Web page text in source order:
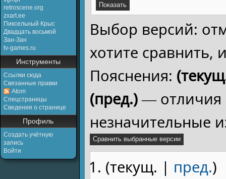
retroscene.org
zxart.ee
Пиксельный Крыс
Двадцать восьмой
Зан-Зан
tv-games.ru
Инструменты
Ссылки сюда
Связанные правки
Atom
Спецстраницы
Сведения о странице
Профиль
Создать учётную
запись
Войти
Выбор версий:
хотите
Пояснения:
(пред.)— отличия
незначительные
(текущ. | пред.)